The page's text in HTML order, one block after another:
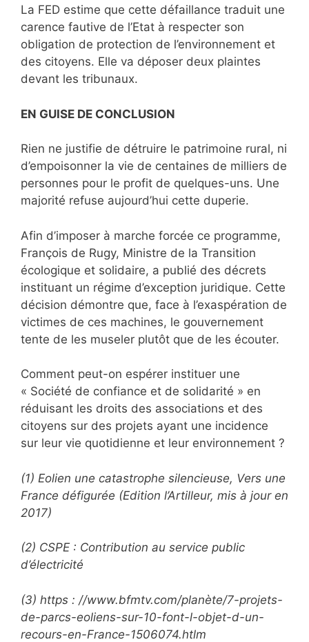
La FED estime que cette défaillance traduit une
carence fautive de l’Etat à respecter son
obligation de protection de l’environnement et
des citoyens. Elle va déposer deux plaintes
devant les tribunaux.
EN GUISE DE CONCLUSION
Rien ne justifie de détruire le patrimoine rural, ni
d’empoisonner la vie de centaines de milliers de
personnes pour le profit de quelques-uns. Une
majorité refuse aujourd’hui cette duperie.
Afin d’imposer à marche forcée ce programme,
François de Rugy, Ministre de la Transition
écologique et solidaire, a publié des décrets
instituant un régime d’exception juridique. Cette
décision démontre que, face à l’exaspération de
victimes de ces machines, le gouvernement
tente de les museler plutôt que de les écouter.
Comment peut-on espérer instituer une
« Société de confiance et de solidarité » en
réduisant les droits des associations et des
citoyens sur des projets ayant une incidence
sur leur vie quotidienne et leur environnement ?
(1) Eolien une catastrophe silencieuse, Vers une
France défigurée (Edition l’Artilleur, mis à jour en
2017)
(2) CSPE : Contribution au service public
d’électricité
(3) https : //www.bfmtv.com/planète/7-projets-
de-parcs-eoliens-sur-10-font-l-objet-d-un-
recours-en-France-1506074.htlm